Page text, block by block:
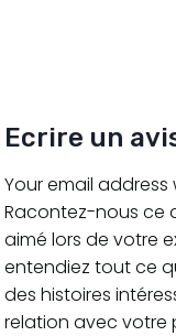
Ecrire un
Your email
Racontez-nous ce
aimé lors de votre
entendiez tout ce
des histoires
relation avec votre